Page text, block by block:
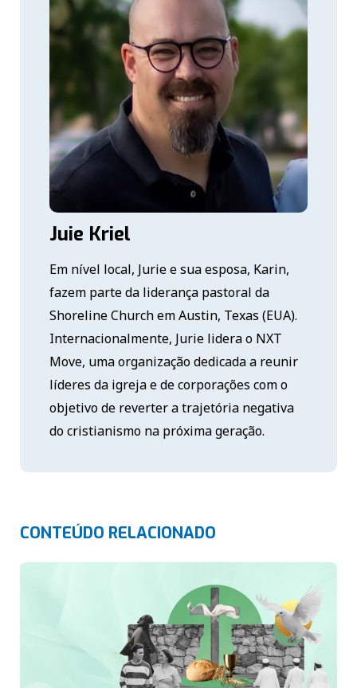
Juie Kriel
Em nível local, Jurie e sua esposa, Karin,
fazem parte da liderança pastoral da
Shoreline Church em Austin, Texas (EUA).
Internacionalmente, Jurie lidera o NXT
Move, uma organização dedicada a reunir
líderes da igreja e de corporações com o
objetivo de reverter a trajetória negativa
do cristianismo na próxima geração.
CONTEÚDO RELACIONADO